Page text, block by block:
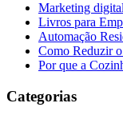
Marketing
Livros para
Automação
Como Reduzir
Por que a
Categorias